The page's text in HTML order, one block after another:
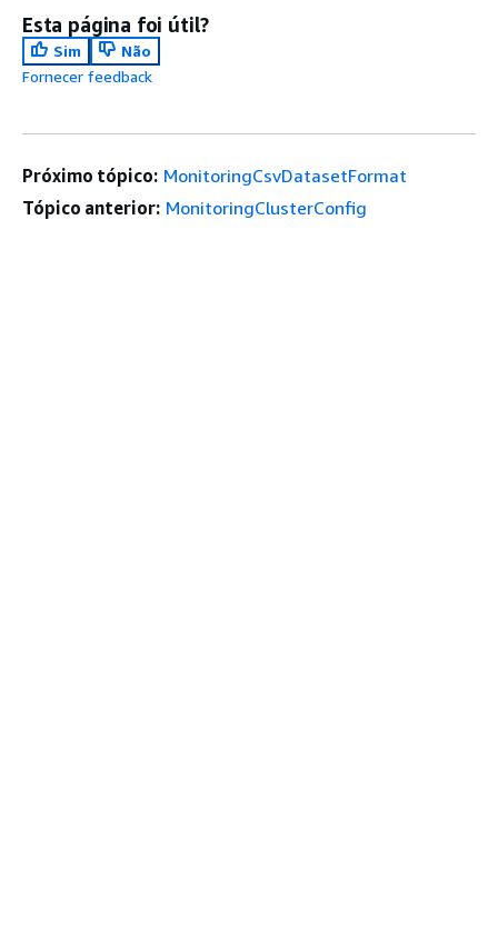
Esta página foi útil?
Sim
Não
Fornecer feedback
Próximo tópico: MonitoringCsvDatasetFormat
Tópico anterior: MonitoringClusterConfig